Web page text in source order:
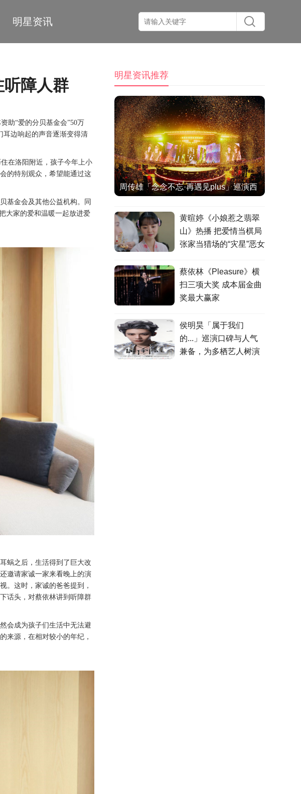
明星资讯
听障人群
助“爱的分贝基金会”50万
耳边响起的声音逐渐变得清
在洛阳 附近 ， 孩子今年上小
的特别观众，希望能通过这
基金会及其他公益机构。同
大家的爱和温暖一起放进爱
蜗之后，生活得到了巨大改
邀请家诚一家来看晚上的演
。这时，家诚的爸爸提到，
话头，对蔡依林讲到听障群
会成为孩子们生活中无法避
来源，在相对较小的年纪，
明星资讯推荐
周传雄「念念不忘·再遇见plus」巡演西
黄暄婷《小娘惹之翡翠
山》热播 把爱情当棋局
张家当猎场的“灾星”恶女
蔡依林《Pleasure》横
扫三项大奖 成本届金曲
奖最大赢家
侯明昊「属于我们
的...」巡演口碑与人气
兼备，为多栖艺人树演